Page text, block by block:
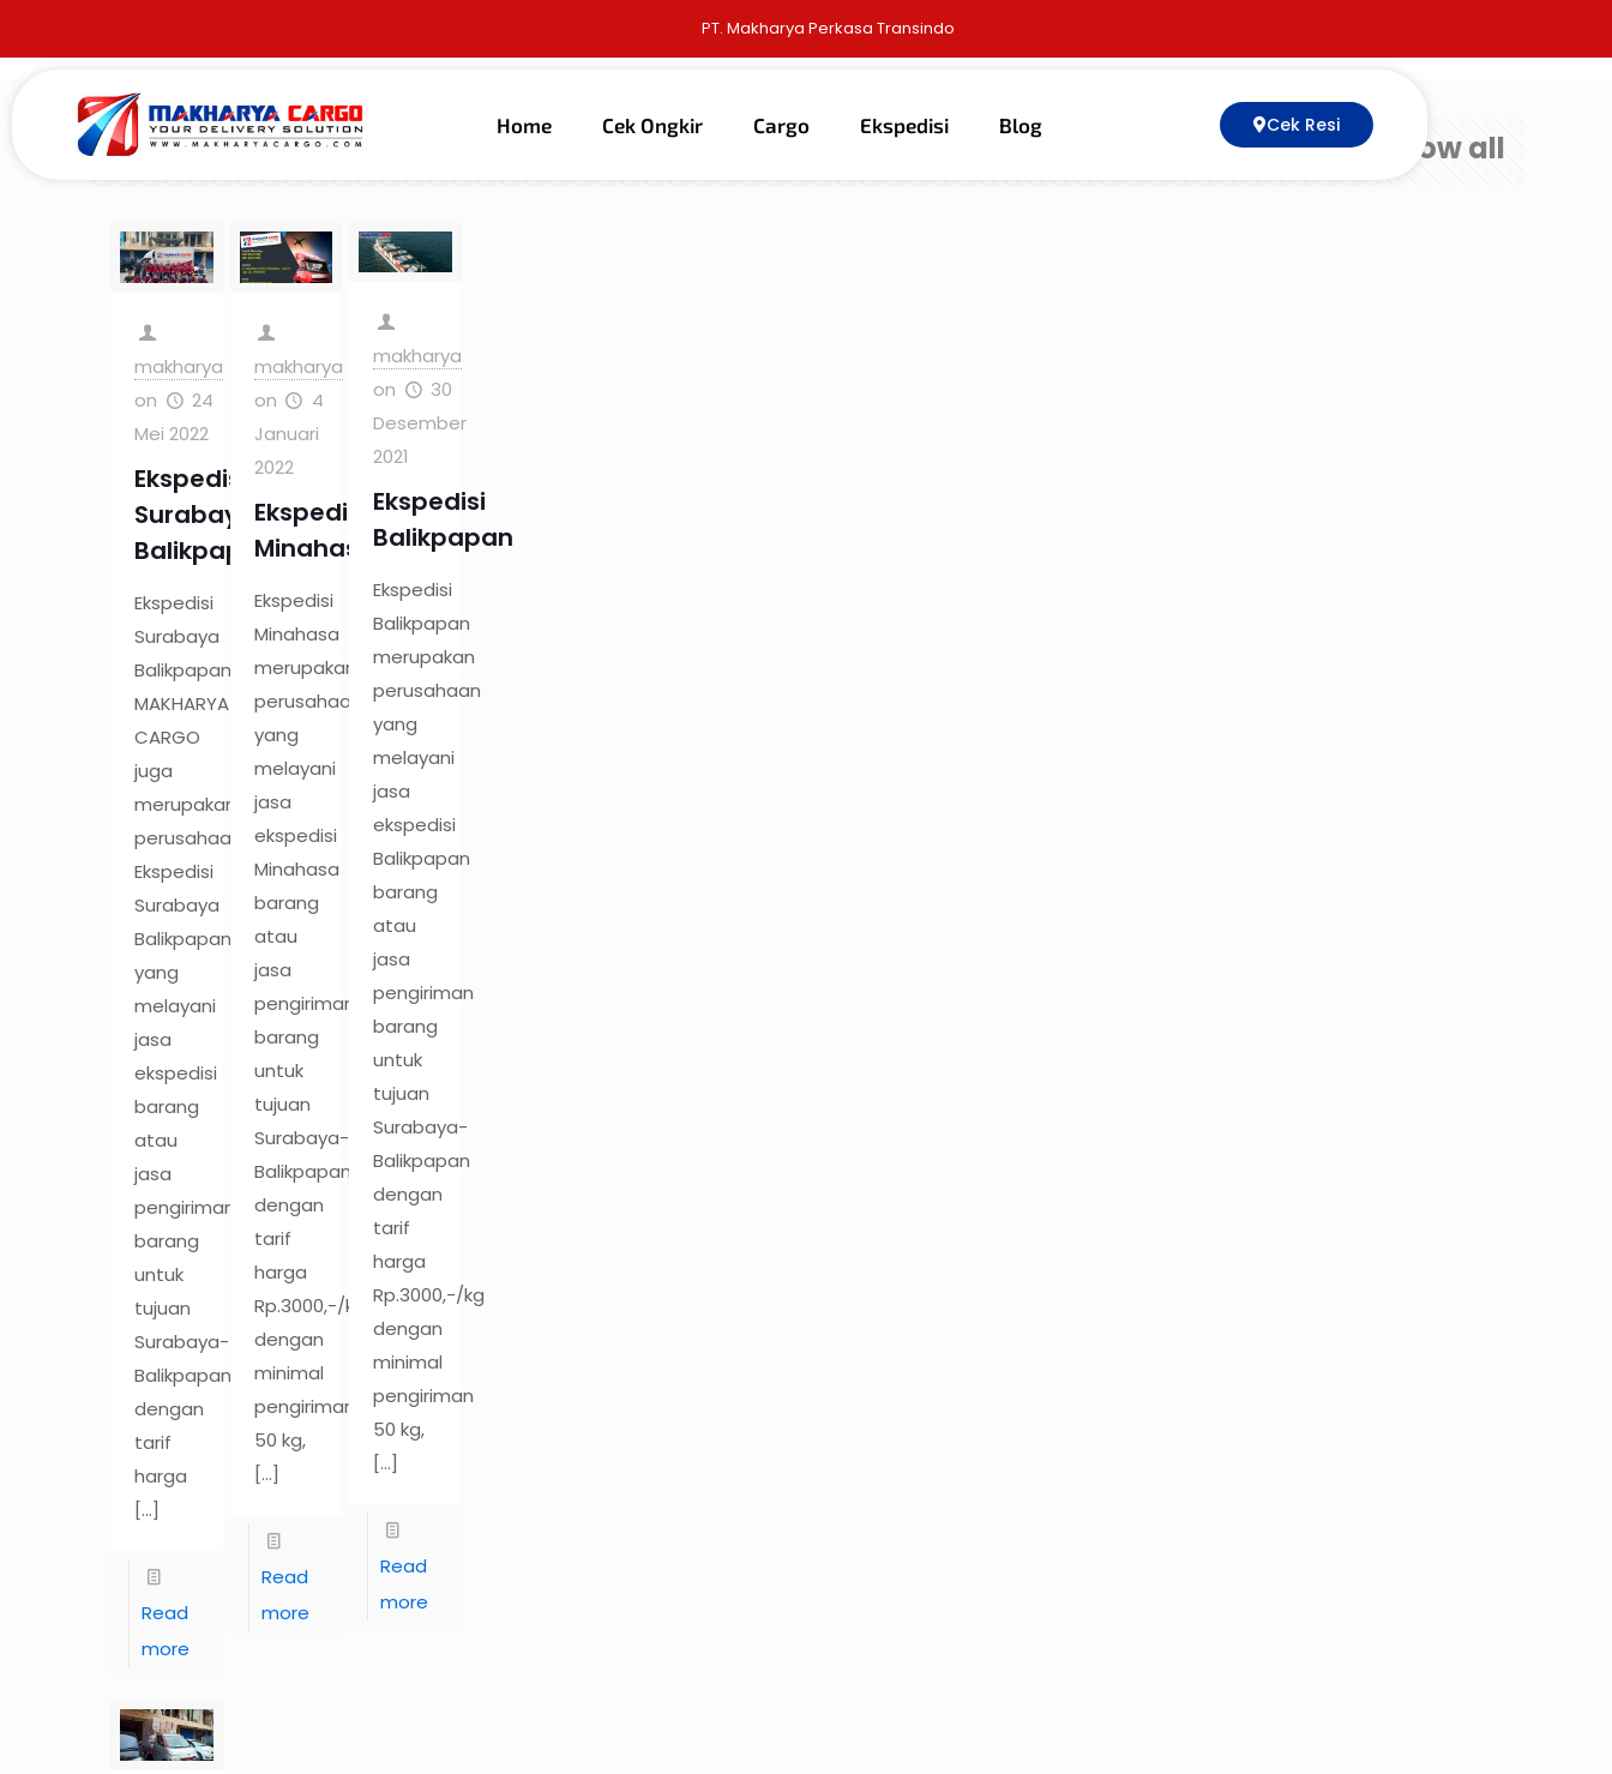
PT. Makharya Perkasa Transindo
Home Cek Ongkir Cargo Ekspedisi Blog Cek Resi
Filter by Categories Show all
makharya
on
24
Mei 2022
Ekspedisi
Surabaya
Balikpapan
Ekspedisi
Surabaya
Balikpapan
MAKHARYA
CARGO
juga
merupakan
perusahaan
Ekspedisi
Surabaya
Balikpapan
yang
melayani
jasa
ekspedisi
barang
atau
jasa
pengiriman
barang
untuk
tujuan
Surabaya-
Balikpapan
dengan
tarif
harga
[…]
Read
more
makharya
on
4
Januari
2022
Ekspedisi
Minahasa
Ekspedisi
Minahasa
merupakan
perusahaan
yang
melayani
jasa
ekspedisi
Minahasa
barang
atau
jasa
pengiriman
barang
untuk
tujuan
Surabaya-
Balikpapan
dengan
tarif
harga
Rp.3000,-/kg
dengan
minimal
pengiriman
50 kg,
[…]
Read
more
makharya
on
30
Desember
2021
Ekspedisi
Balikpapan
Ekspedisi
Balikpapan
merupakan
perusahaan
yang
melayani
jasa
ekspedisi
Balikpapan
barang
atau
jasa
pengiriman
barang
untuk
tujuan
Surabaya-
Balikpapan
dengan
tarif
harga
Rp.3000,-/kg
dengan
minimal
pengiriman
50 kg,
[…]
Read
more